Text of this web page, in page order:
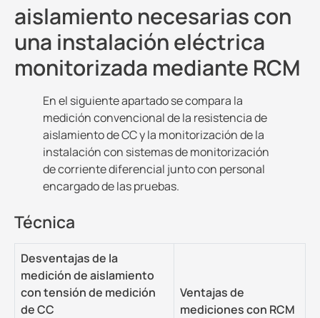
aislamiento necesarias con
una instalación eléctrica
monitorizada mediante RCM
En el siguiente apartado se compara la
medición convencional de la resistencia de
aislamiento de CC y la monitorización de la
instalación con sistemas de monitorización
de corriente diferencial junto con personal
encargado de las pruebas.
Técnica
Desventajas de la
medición de aislamiento
con tensión de medición
de CC
Ventajas de
mediciones con RCM